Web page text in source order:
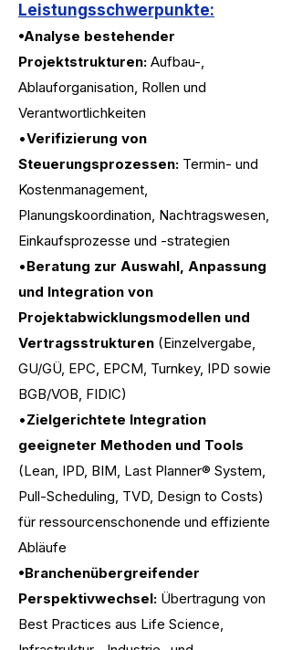
Leistungsschwerpunkte:
•Analyse bestehender
Projektstrukturen: Aufbau-,
Ablauforganisation, Rollen und
Verantwortlichkeiten
•Verifizierung von
Steuerungsprozessen: Termin- und
Kostenmanagement,
Planungskoordination, Nachtragswesen,
Einkaufsprozesse und -strategien
•Beratung zur Auswahl, Anpassung
und Integration von
Projektabwicklungsmodellen und
Vertragsstrukturen (Einzelvergabe,
GU/GÜ, EPC, EPCM, Turnkey, IPD sowie
BGB/VOB, FIDIC)
•Zielgerichtete Integration
geeigneter Methoden und Tools
(Lean, IPD, BIM, Last Planner® System,
Pull-Scheduling, TVD, Design to Costs)
für ressourcenschonende und effiziente
Abläufe
•Branchenübergreifender
Perspektivwechsel: Übertragung von
Best Practices aus Life Science,